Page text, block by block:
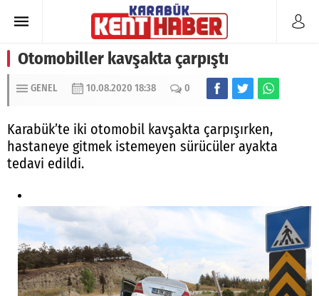
Otomobiller kavşakta çarpıştı
GENEL 10.08.2020 18:38 0
Karabük’te iki otomobil kavşakta çarpışırken,
hastaneye gitmek istemeyen sürücüler ayakta
tedavi edildi.